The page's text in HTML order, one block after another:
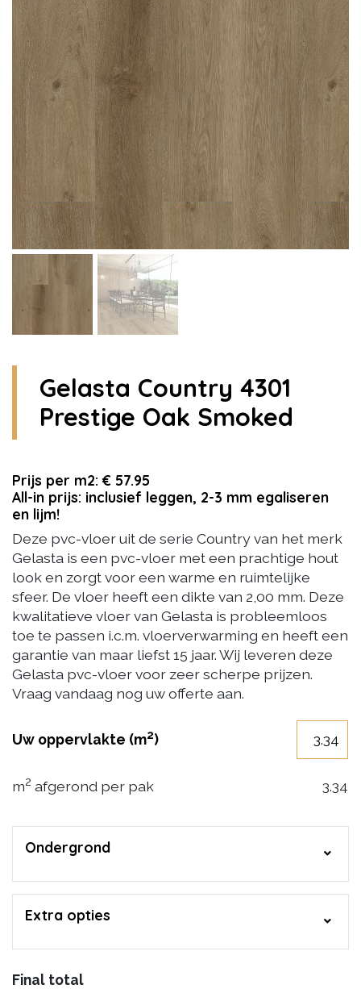
Gelasta Country 4301
Prestige Oak Smoked
Prijs per m2: € 57.95
All-in prijs: inclusief leggen, 2-3 mm egaliseren
en lijm!
Deze pvc-vloer uit de serie Country van het merk
Gelasta is een pvc-vloer met een prachtige hout
look en zorgt voor een warme en ruimtelijke
sfeer. De vloer heeft een dikte van 2,00 mm. Deze
kwalitatieve vloer van Gelasta is probleemloos
toe te passen i.c.m. vloerverwarming en heeft een
garantie van maar liefst 15 jaar. Wij leveren deze
Gelasta pvc-vloer voor zeer scherpe prijzen.
Vraag vandaag nog uw offerte aan.
Uw oppervlakte (m2)
m2 afgerond per pak 3.34
Ondergrond
Extra opties
Final total